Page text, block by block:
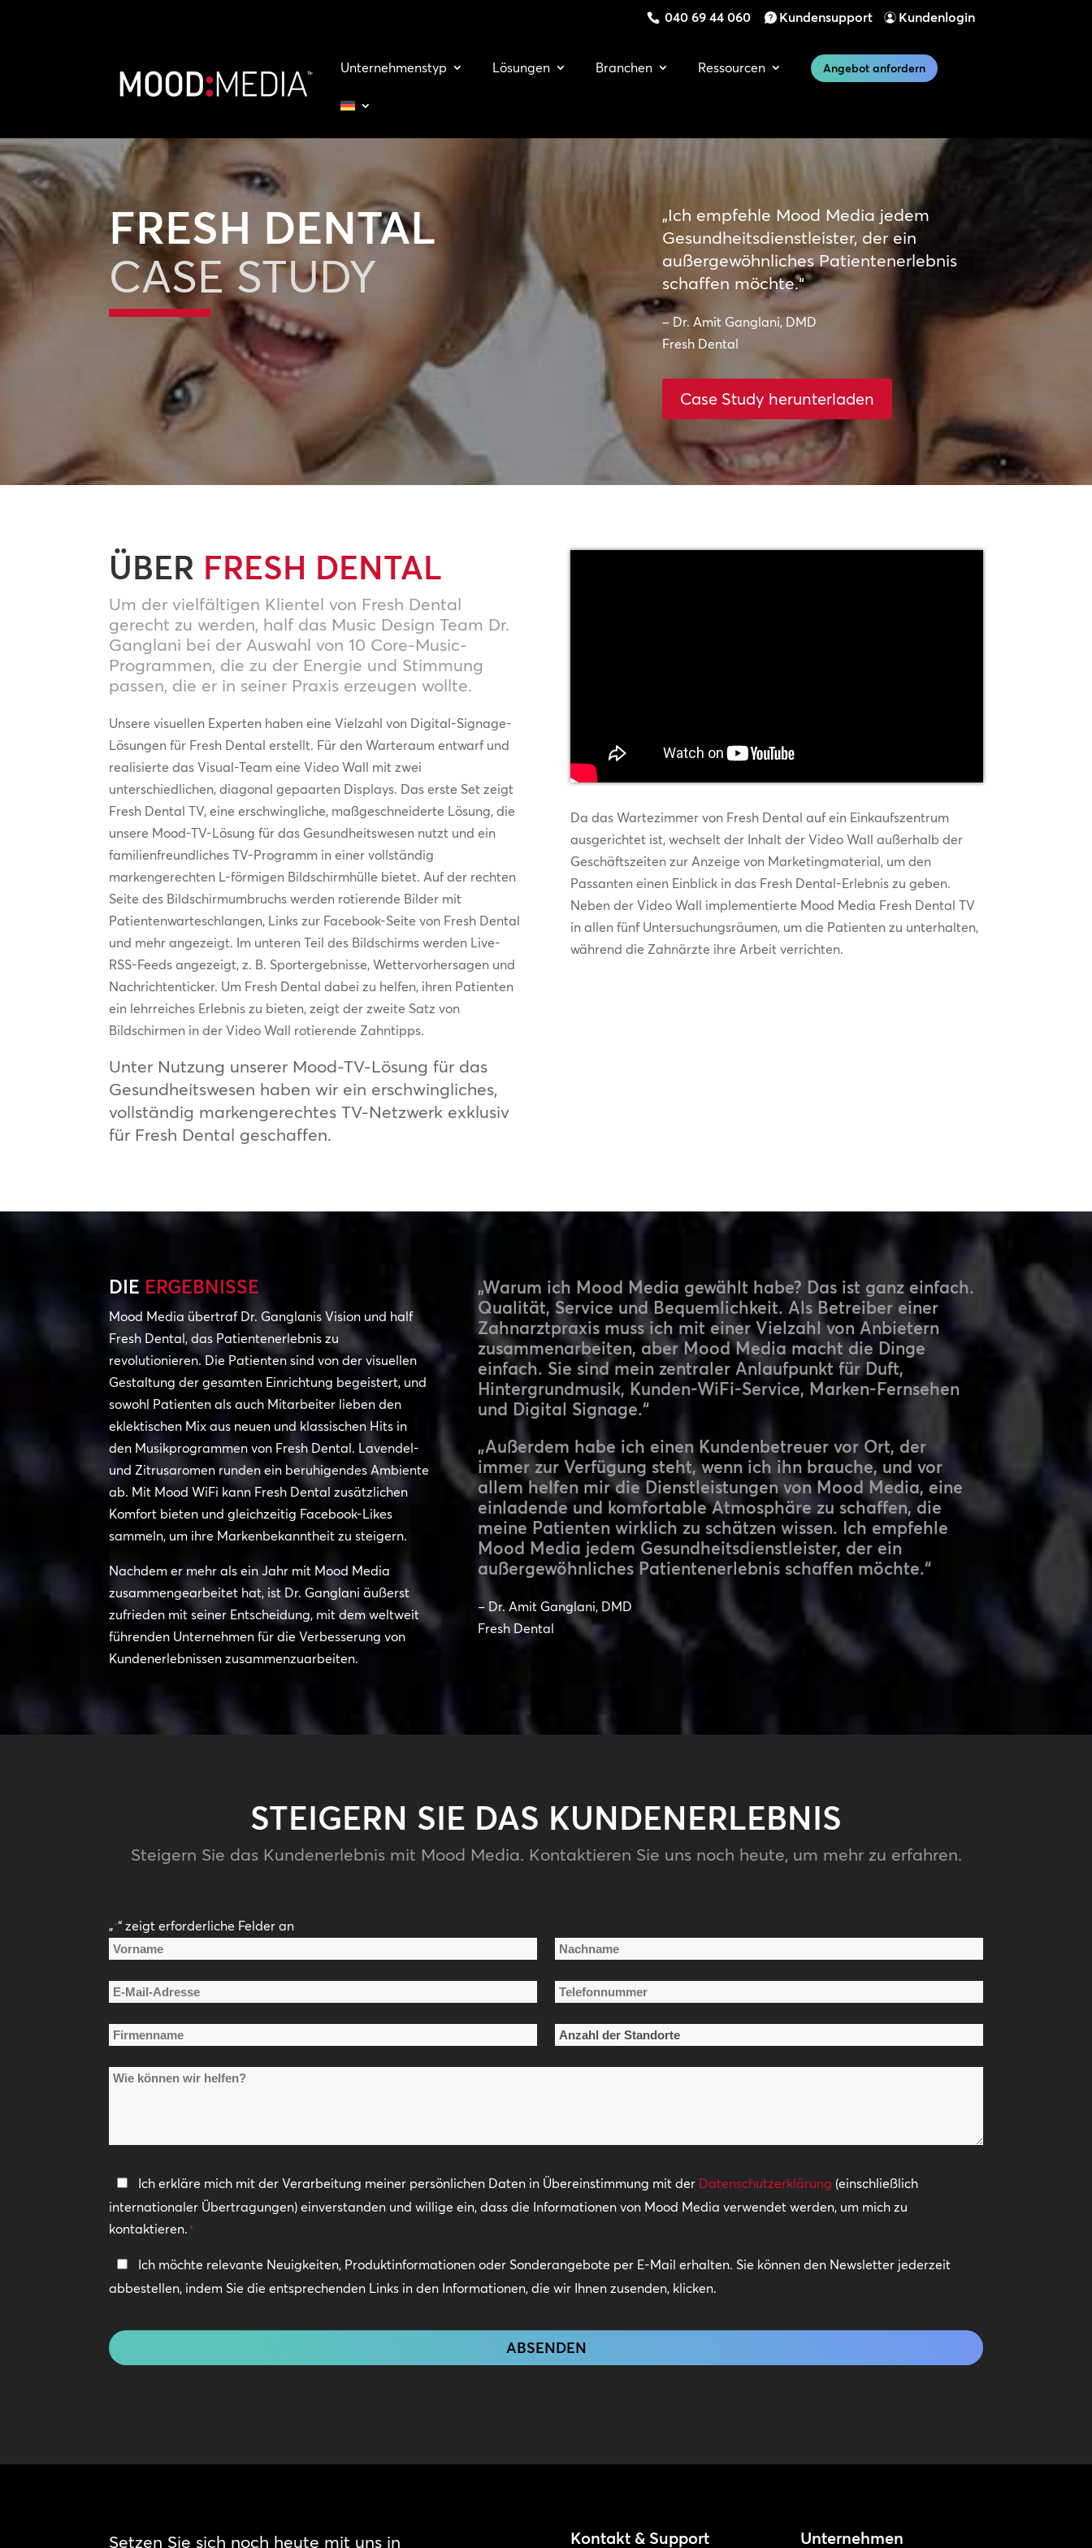
040 69 44 060 Kundensupport Kundenlogin
Unternehmenstyp Lösungen Branchen Ressourcen Angebot anfordern
FRESH DENTAL
CASE STUDY
„Ich empfehle Mood Media jedem
Gesundheitsdienstleister, der ein
außergewöhnliches Patientenerlebnis
schaffen möchte.“
– Dr. Amit Ganglani, DMD
Fresh Dental
Case Study herunterladen
ÜBER FRESH DENTAL
Um der vielfältigen Klientel von Fresh Dental
gerecht zu werden, half das Music Design Team Dr.
Ganglani bei der Auswahl von 10 Core-Music-
Programmen, die zu der Energie und Stimmung
passen, die er in seiner Praxis erzeugen wollte.
Unsere visuellen Experten haben eine Vielzahl von Digital-Signage-
Lösungen für Fresh Dental erstellt. Für den Warteraum entwarf und
realisierte das Visual-Team eine Video Wall mit zwei
unterschiedlichen, diagonal gepaarten Displays. Das erste Set zeigt
Fresh Dental TV, eine erschwingliche, maßgeschneiderte Lösung, die
unsere Mood-TV-Lösung für das Gesundheitswesen nutzt und ein
familienfreundliches TV-Programm in einer vollständig
markengerechten L-förmigen Bildschirmhülle bietet. Auf der rechten
Seite des Bildschirmumbruchs werden rotierende Bilder mit
Patientenwarteschlangen, Links zur Facebook-Seite von Fresh Dental
und mehr angezeigt. Im unteren Teil des Bildschirms werden Live-
RSS-Feeds angezeigt, z. B. Sportergebnisse, Wettervorhersagen und
Nachrichtenticker. Um Fresh Dental dabei zu helfen, ihren Patienten
ein lehrreiches Erlebnis zu bieten, zeigt der zweite Satz von
Bildschirmen in der Video Wall rotierende Zahntipps.
Unter Nutzung unserer Mood-TV-Lösung für das
Gesundheitswesen haben wir ein erschwingliches,
vollständig markengerechtes TV-Netzwerk exklusiv
für Fresh Dental geschaffen.
Da das Wartezimmer von Fresh Dental auf ein Einkaufszentrum
ausgerichtet ist, wechselt der Inhalt der Video Wall außerhalb der
Geschäftszeiten zur Anzeige von Marketingmaterial, um den
Passanten einen Einblick in das Fresh Dental-Erlebnis zu geben.
Neben der Video Wall implementierte Mood Media Fresh Dental TV
in allen fünf Untersuchungsräumen, um die Patienten zu unterhalten,
während die Zahnärzte ihre Arbeit verrichten.
DIE ERGEBNISSE
Mood Media übertraf Dr. Ganglanis Vision und half
Fresh Dental, das Patientenerlebnis zu
revolutionieren. Die Patienten sind von der visuellen
Gestaltung der gesamten Einrichtung begeistert, und
sowohl Patienten als auch Mitarbeiter lieben den
eklektischen Mix aus neuen und klassischen Hits in
den Musikprogrammen von Fresh Dental. Lavendel-
und Zitrusaromen runden ein beruhigendes Ambiente
ab. Mit Mood WiFi kann Fresh Dental zusätzlichen
Komfort bieten und gleichzeitig Facebook-Likes
sammeln, um ihre Markenbekanntheit zu steigern.
Nachdem er mehr als ein Jahr mit Mood Media
zusammengearbeitet hat, ist Dr. Ganglani äußerst
zufrieden mit seiner Entscheidung, mit dem weltweit
führenden Unternehmen für die Verbesserung von
Kundenerlebnissen zusammenzuarbeiten.
„Warum ich Mood Media gewählt habe? Das ist ganz einfach.
Qualität, Service und Bequemlichkeit. Als Betreiber einer
Zahnarztpraxis muss ich mit einer Vielzahl von Anbietern
zusammenarbeiten, aber Mood Media macht die Dinge
einfach. Sie sind mein zentraler Anlaufpunkt für Duft,
Hintergrundmusik, Kunden-WiFi-Service, Marken-Fernsehen
und Digital Signage.“
„Außerdem habe ich einen Kundenbetreuer vor Ort, der
immer zur Verfügung steht, wenn ich ihn brauche, und vor
allem helfen mir die Dienstleistungen von Mood Media, eine
einladende und komfortable Atmosphäre zu schaffen, die
meine Patienten wirklich zu schätzen wissen. Ich empfehle
Mood Media jedem Gesundheitsdienstleister, der ein
außergewöhnliches Patientenerlebnis schaffen möchte.“
– Dr. Amit Ganglani, DMD
Fresh Dental
STEIGERN SIE DAS KUNDENERLEBNIS
Steigern Sie das Kundenerlebnis mit Mood Media. Kontaktieren Sie uns noch heute, um mehr zu erfahren.
„*“ zeigt erforderliche Felder an
Name
Vorname Nachname
E-
Adresse
Telefonnummer
Firmenname
Anzahl
Wie
helfen?
Datenschutzerklärung
*
Ich erkläre mich mit der Verarbeitung meiner persönlichen Daten in Übereinstimmung mit der Datenschutzerklärung (einschließlich
internationaler Übertragungen) einverstanden und willige ein, dass die Informationen von Mood Media verwendet werden, um mich zu
kontaktieren. *
In
Kontakt
Ich möchte relevante Neuigkeiten, Produktinformationen oder Sonderangebote per E-Mail erhalten. Sie können den Newsletter jederzeit
abbestellen, indem Sie die entsprechenden Links in den Informationen, die wir Ihnen zusenden, klicken.
Setzen Sie sich noch heute mit uns in Kontakt & Support Unternehmen